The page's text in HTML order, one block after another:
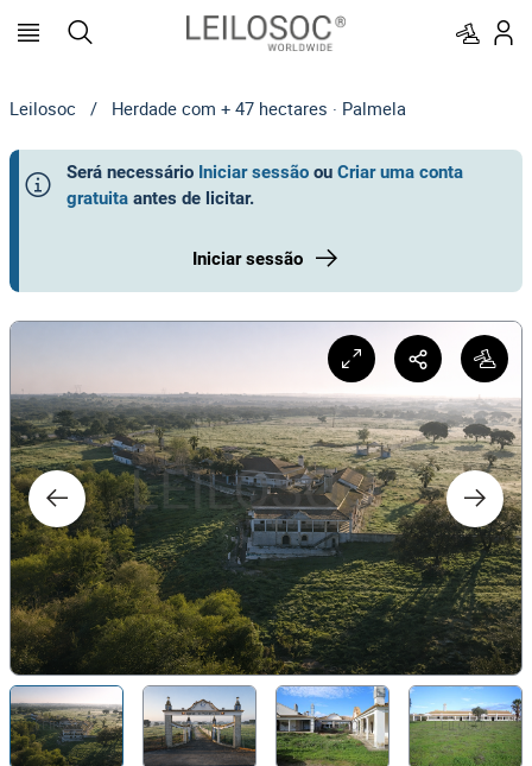
Leilosoc / Herdade com + 47 hectares · Palmela
Será necessário Iniciar sessão ou Criar uma conta
gratuita antes de licitar.
Iniciar sessão